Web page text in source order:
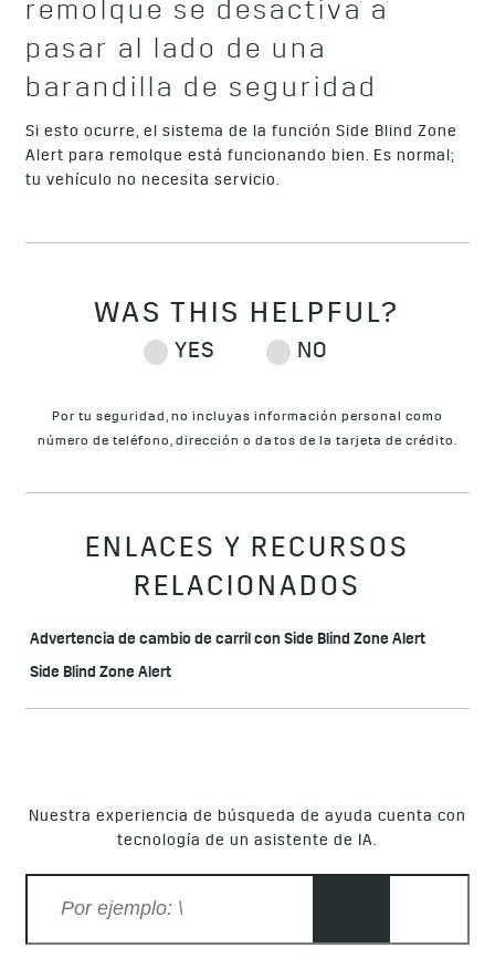
remolque se desactiva a
pasar al lado de una
barandilla de seguridad
Si esto ocurre, el sistema de la función Side Blind Zone
Alert para remolque está funcionando bien. Es normal;
tu vehículo no necesita servicio.
Por tu seguridad, no incluyas información personal como
número de teléfono, dirección o datos de la tarjeta de crédito.
ENLACES Y RECURSOS
RELACIONADOS
Advertencia de cambio de carril con Side Blind Zone Alert
Side Blind Zone Alert
Nuestra experiencia de búsqueda de ayuda cuenta con
tecnología de un asistente de IA.